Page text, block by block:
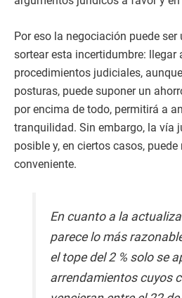
Por eso la negociación puede
sortear esta incertidumbre: llegar
procedimientos judiciales,
posturas, puede suponer un
por encima de todo, permitirá a
tranquilidad. Sin embargo, la vía
posible y, en ciertos casos,
conveniente.
En cuanto a la
parece lo más
el tope del 2 % solo se
arrendamientos cuyos